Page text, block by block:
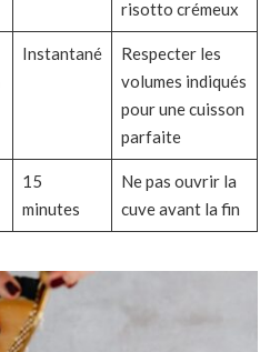
risotto crémeux
Instantané
Respecter les
volumes indiqués
pour une cuisson
parfaite
15
minutes
Ne pas ouvrir la
cuve avant la fin